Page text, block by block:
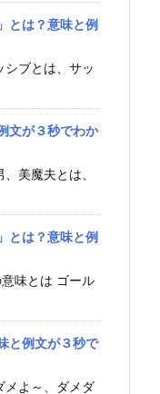
とは？意味と例
シブとは、サッ
文が３秒でわか
美魔夫とは、
とは？意味と例
味とは ゴール
と例文が３秒で
メよ～、ダメダ